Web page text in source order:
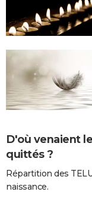
D'où venaient
quittés ?
Répartition des
naissance.